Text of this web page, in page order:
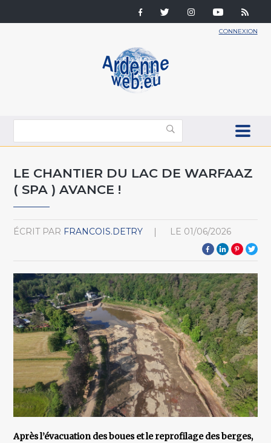
CONNEXION
LE CHANTIER DU LAC DE WARFAAZ
( SPA ) AVANCE !
ÉCRIT PAR FRANCOIS.DETRY LE 01/06/2026
Après l’évacuation des boues et le reprofilage des berges,